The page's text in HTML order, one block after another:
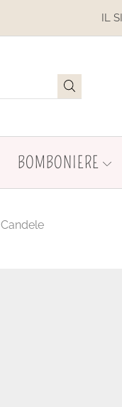
IL SITO È IN
BOMBONIERE
Candele